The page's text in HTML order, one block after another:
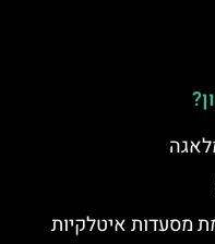
מסעדות איטלקיות